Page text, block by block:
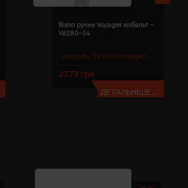
Модель: V6280(Voyager)
Віяло ручне Voyager кобальт -
V6280-04
27.73 грн
ДЕТАЛЬНІШЕ...